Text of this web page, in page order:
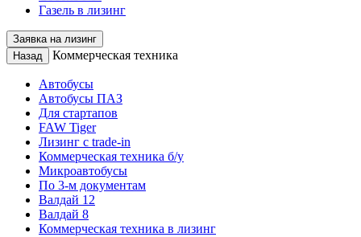
Газель в лизинг
Заявка на лизинг
Назад
Коммерческая техника
Автобусы
Автобусы ПАЗ
Для стартапов
FAW Tiger
Лизинг с trade-in
Коммерческая техника б/у
Микроавтобусы
По 3-м документам
Валдай 12
Валдай 8
Коммерческая техника в лизинг